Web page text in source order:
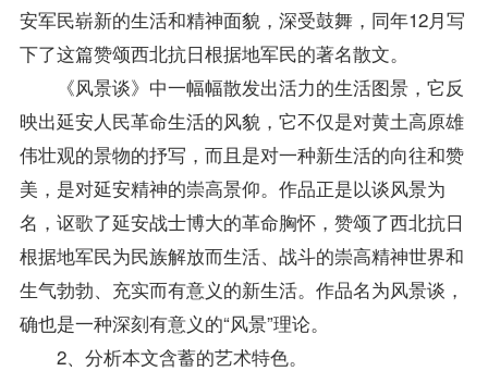
安军民崭新的生活和精神面貌，深受鼓舞，同年12月写
下了这篇赞颂西北抗日根据地军民的著名散文。
《风景谈》中一幅幅散发出活力的生活图景，它反
映出延安人民革命生活的风貌，它不仅是对黄土高原雄
伟壮观的景物的抒写，而且是对一种新生活的向往和赞
美，是对延安精神的崇高景仰。作品正是以谈风景为
名，讴歌了延安战士博大的革命胸怀，赞颂了西北抗日
根据地军民为民族解放而生活、战斗的崇高精神世界和
生气勃勃、充实而有意义的新生活。作品名为风景谈，
确也是一种深刻有意义的“风景”理论。
2、分析本文含蓄的艺术特色。